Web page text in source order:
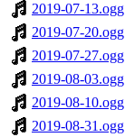
2019-07-13.ogg
2019-07-20.ogg
2019-07-27.ogg
2019-08-03.ogg
2019-08-10.ogg
2019-08-31.ogg